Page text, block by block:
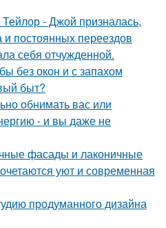
- Джой призналась,
и постоянных переездов
себя отчужденной.
без окон и с запахом
быт?
обнимать вас или
- и вы даже не
фасады и лаконичные
уют и современная
продуманного дизайна